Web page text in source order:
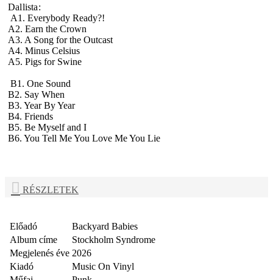
Dallista:
A1. Everybody Ready?!
A2. Earn the Crown
A3. A Song for the Outcast
A4. Minus Celsius
A5. Pigs for Swine
B1. One Sound
B2. Say When
B3. Year By Year
B4. Friends
B5. Be Myself and I
B6. You Tell Me You Love Me You Lie
RÉSZLETEK
Előadó
Backyard Babies
Album címe
Stockholm Syndrome
Megjelenés éve 2026
Kiadó
Music On Vinyl